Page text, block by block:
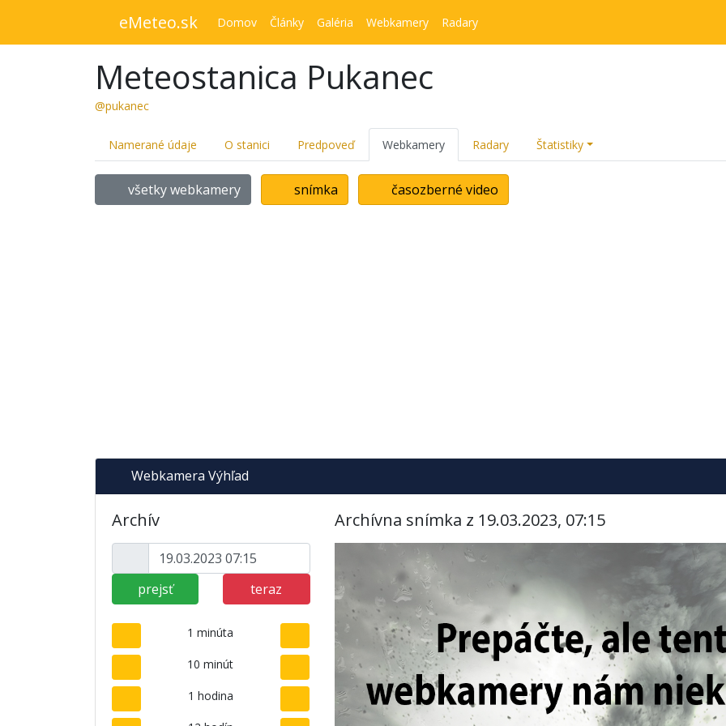
eMeteo.sk Domov Články Galéria Webkamery Radary
Meteostanica Pukanec
@pukanec
Namerané údaje O stanici Predpoveď Webkamery Radary Štatistiky
všetky webkamery snímka časozberné video
Webkamera Výhľad
Archív
prejsť teraz
1 minúta
10 minút
1 hodina
Archívna snímka z 19.03.2023, 07:15